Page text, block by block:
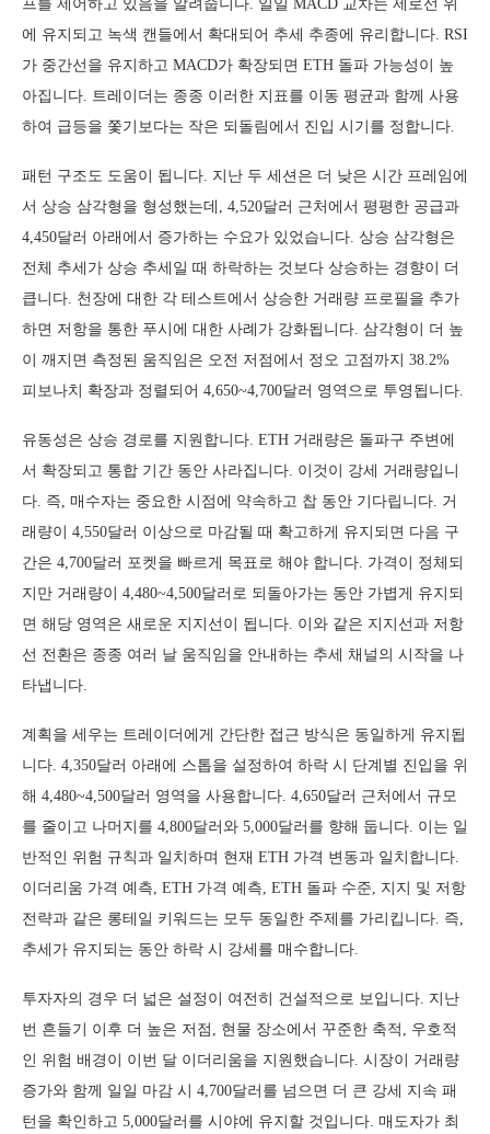
프를 제어하고 있음을 알려줍니다. 일일 MACD 교차는 제로선 위
에 유지되고 녹색 캔들에서 확대되어 추세 추종에 유리합니다. RSI
가 중간선을 유지하고 MACD가 확장되면 ETH 돌파 가능성이 높
아집니다. 트레이더는 종종 이러한 지표를 이동 평균과 함께 사용
하여 급등을 쫓기보다는 작은 되돌림에서 진입 시기를 정합니다.
패턴 구조도 도움이 됩니다. 지난 두 세션은 더 낮은 시간 프레임에
서 상승 삼각형을 형성했는데, 4,520달러 근처에서 평평한 공급과
4,450달러 아래에서 증가하는 수요가 있었습니다. 상승 삼각형은
전체 추세가 상승 추세일 때 하락하는 것보다 상승하는 경향이 더
큽니다. 천장에 대한 각 테스트에서 상승한 거래량 프로필을 추가
하면 저항을 통한 푸시에 대한 사례가 강화됩니다. 삼각형이 더 높
이 깨지면 측정된 움직임은 오전 저점에서 정오 고점까지 38.2%
피보나치 확장과 정렬되어 4,650~4,700달러 영역으로 투영됩니다.
유동성은 상승 경로를 지원합니다. ETH 거래량은 돌파구 주변에
서 확장되고 통합 기간 동안 사라집니다. 이것이 강세 거래량입니
다. 즉, 매수자는 중요한 시점에 약속하고 찹 동안 기다립니다. 거
래량이 4,550달러 이상으로 마감될 때 확고하게 유지되면 다음 구
간은 4,700달러 포켓을 빠르게 목표로 해야 합니다. 가격이 정체되
지만 거래량이 4,480~4,500달러로 되돌아가는 동안 가볍게 유지되
면 해당 영역은 새로운 지지선이 됩니다. 이와 같은 지지선과 저항
선 전환은 종종 여러 날 움직임을 안내하는 추세 채널의 시작을 나
타냅니다.
계획을 세우는 트레이더에게 간단한 접근 방식은 동일하게 유지됩
니다. 4,350달러 아래에 스톱을 설정하여 하락 시 단계별 진입을 위
해 4,480~4,500달러 영역을 사용합니다. 4,650달러 근처에서 규모
를 줄이고 나머지를 4,800달러와 5,000달러를 향해 둡니다. 이는 일
반적인 위험 규칙과 일치하며 현재 ETH 가격 변동과 일치합니다.
이더리움 가격 예측, ETH 가격 예측, ETH 돌파 수준, 지지 및 저항
전략과 같은 롱테일 키워드는 모두 동일한 주제를 가리킵니다. 즉,
추세가 유지되는 동안 하락 시 강세를 매수합니다.
투자자의 경우 더 넓은 설정이 여전히 건설적으로 보입니다. 지난
번 흔들기 이후 더 높은 저점, 현물 장소에서 꾸준한 축적, 우호적
인 위험 배경이 이번 달 이더리움을 지원했습니다. 시장이 거래량
증가와 함께 일일 마감 시 4,700달러를 넘으면 더 큰 강세 지속 패
턴을 확인하고 5,000달러를 시야에 유지할 것입니다. 매도자가 최